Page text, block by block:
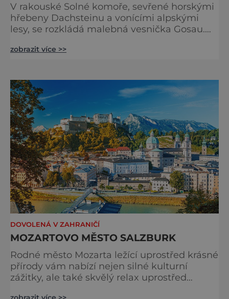
V rakouské Solné komoře, sevřené horskými
hřebeny Dachsteinu a vonícími alpskými
lesy, se rozkládá malebná vesnička Gosau.
doby – krajina nedotčená spěchem, kde čas
kteří touží po tichu, autenticitě a zážitku,
který se zapíše hluboko do paměti.
Největším magnetem
zobrazit více >>
DOVOLENÁ V ZAHRANIČÍ
MOZARTOVO MĚSTO SALZBURK
Rodné město Mozarta ležící uprostřed krásné
přírody vám nabízí nejen silné kulturní
zážitky, ale také skvělý relax uprostřed